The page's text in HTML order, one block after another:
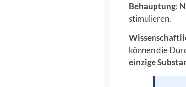
Behauptung:
stimulieren.
können die
einzige